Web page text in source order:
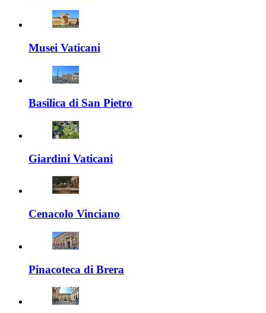
Musei Vaticani
Basilica di San Pietro
Giardini Vaticani
Cenacolo Vinciano
Pinacoteca di Brera